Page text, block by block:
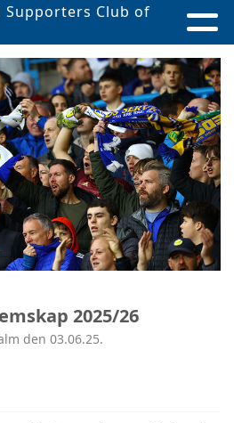
Supporters Club of
2025/26
den 03.06.25.